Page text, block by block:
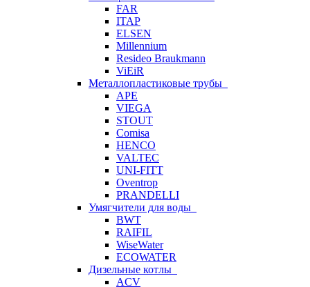
FAR
ITAP
ELSEN
Millennium
Resideo Braukmann
ViEiR
Металлопластиковые трубы
APE
VIEGA
STOUT
Comisa
HENCO
VALTEC
UNI-FITT
Oventrop
PRANDELLI
Умягчители для воды
BWT
RAIFIL
WiseWater
ECOWATER
Дизельные котлы
ACV